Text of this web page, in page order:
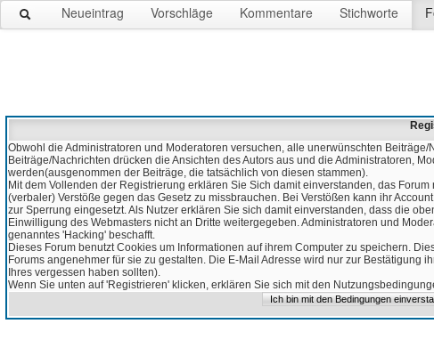
Neueintrag Vorschläge Kommentare Stichworte
Obwohl die Administratoren und Moderatoren versuchen, alle unerwünschten
Beiträge/Nachrichten drücken die Ansichten des Autors aus und die Administratoren,
werden(ausgenommen der Beiträge, die tatsächlich von diesen stammen).
Mit dem Vollenden der Registrierung erklären Sie Sich damit einverstanden, das
(verbaler) Verstöße gegen das Gesetz zu missbrauchen. Bei Verstößen kann ihr
zur Sperrung eingesetzt. Als Nutzer erklären Sie sich damit einverstanden, dass die
Einwilligung des Webmasters nicht an Dritte weitergegeben. Administratoren und
genanntes 'Hacking' beschafft.
Dieses Forum benutzt Cookies um Informationen auf ihrem Computer zu speichern.
Forums angenehmer für sie zu gestalten. Die E-Mail Adresse wird nur zur
Ihres vergessen haben sollten).
Wenn Sie unten auf 'Registrieren' klicken, erklären Sie sich mit den